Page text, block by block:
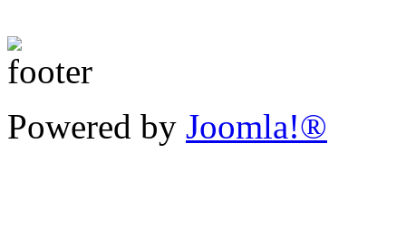
Powered by Joomla!®